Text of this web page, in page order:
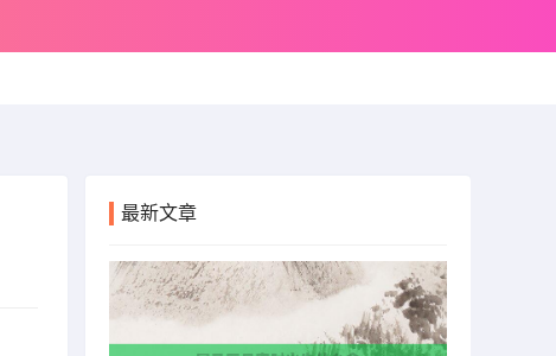
最新文章